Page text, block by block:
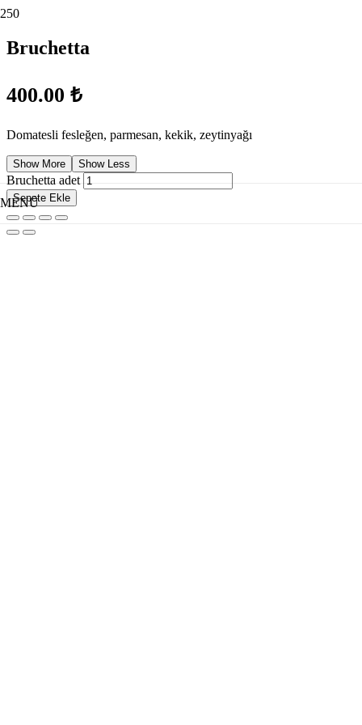
MENÜ
Bruchetta
400.00 ₺
Domatesli fesleğen, parmesan, kekik, zeytinyağı
Show More Show Less
Bruchetta adet
Sepete Ekle